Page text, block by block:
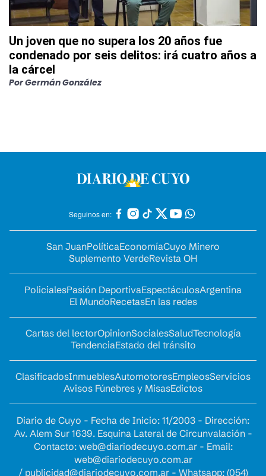
Un joven que no supera los 20 años fue
condenado por seis delitos: irá cuatro años a
la cárcel
PorGermán González
Seguinos en:
San JuanPolíticaEconomíaCuyo Minero
Suplemento VerdeRevista OH
PolicialesPasión DeportivaEspectáculosArgentina
El MundoRecetasEn las redes
Cartas del lectorOpinionSocialesSaludTecnología
TendenciaEstado del tránsito
ClasificadosInmueblesAutomotoresEmpleosServicios
Avisos Fúnebres y MisasEdictos
Diario de Cuyo - Fecha de Inicio: 11/2003 - Dirección:
Av. Alem Sur 1639. Esquina Lateral de Circunvalación -
Contacto: web@diariodecuyo.com.ar- Email:
web@diariodecuyo.com.ar
/ publicidad@diariodecuyo.com.ar- Whatsapp: (054)